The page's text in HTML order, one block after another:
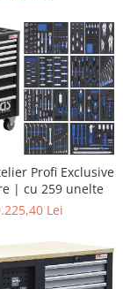
Profi Exclusive
| cu 259 unelte
Lei